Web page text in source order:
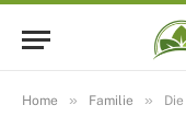
Home » Familie »